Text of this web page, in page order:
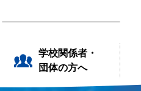
学校関係者・
団体の方へ